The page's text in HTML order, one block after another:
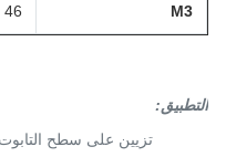
M3 46 × 26.5 × 24 سم
التطبيق:
تزيين على سطح